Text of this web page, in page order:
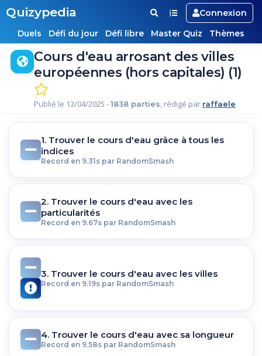
Quizypedia
Connexion
Duels
Défi du jour Défi libre Master Quiz Thèmes
Cours d'eau arrosant des villes
européennes (hors capitales) (1)
Publié le 13/04/2025 -1838 parties, rédigé par raffaele
1. Trouver le cours d'eau grâce à tous les
indices
Record en 9.31s par RandomSmash
2. Trouver le cours d'eau avec les
particularités
Record en 9.67s par RandomSmash
3. Trouver le cours d'eau avec les villes
Record en 9.19s par RandomSmash
4. Trouver le cours d'eau avec sa longueur
Record en 9.58s par RandomSmash